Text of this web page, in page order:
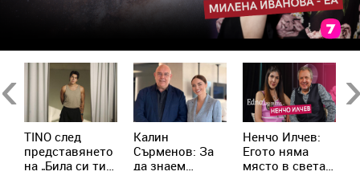
TINO след
представянето
на „Била си ти“:
Калин
Сърменов: За
да знаем
Ненчо Илчев:
Егото няма
място в света